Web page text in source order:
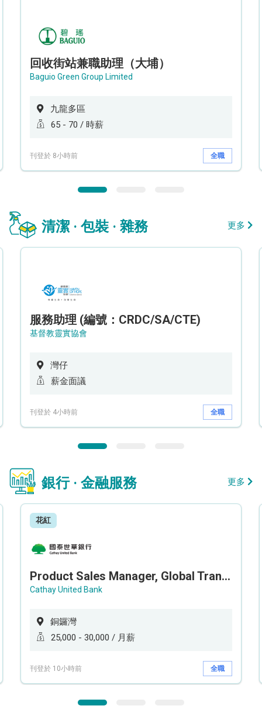
回收街站兼職助理（大埔）
Baguio Green Group Limited
九龍多區
65 - 70 / 時薪
刊登於 8小時前 全職
清潔 · 包裝 · 雜務 更多
服務助理 (編號：CRDC/SA/CTE)
基督教靈實協會
灣仔
薪金面議
刊登於 4小時前 全職
銀行 · 金融服務 更多
花紅
Product Sales Manager, Global Transaction Service (GTS)
Cathay United Bank
銅鑼灣
25,000 - 30,000 / 月薪
刊登於 10小時前 全職